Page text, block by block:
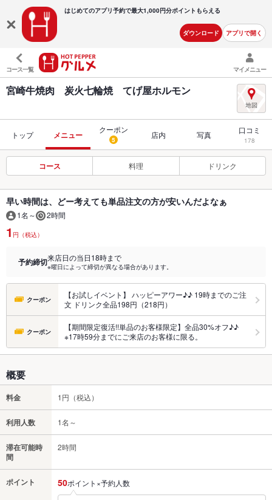
はじめてのアプリ予約で最大1,000円分ポイントもらえる
ダウンロード アプリで開く
コース一覧 マイメニュー
宮崎牛焼肉 炭火七輪焼 てげ屋ホルモン
トップ メニュー
クーポン
5 店内 写真 口コミ
178
コース 料理 ドリンク
早い時間は、どー考えても単品注文の方が安いんだよなぁ
1名～ 2時間
1 円（税込）
予約締切来店日の当日18時まで
※曜日によって締切が異なる場合があります。
クーポン
【お試しイベント】 ハッピーアワー♪♪ 19時までのご注
文 ドリンク全品198円（218円）
クーポン
【期間限定復活!!単品のお客様限定】全品30%オフ♪♪
※17時59分までにご来店のお客様に限る。
概要
料金 1円（税込）
利用人数 1名～
滞在可能時
間
2時間
ポイント 50ポイント×予約人数